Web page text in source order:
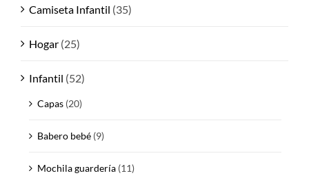
Camiseta Infantil (35)
Hogar (25)
Infantil (52)
Capas (20)
Babero bebé (9)
Mochila guardería (11)